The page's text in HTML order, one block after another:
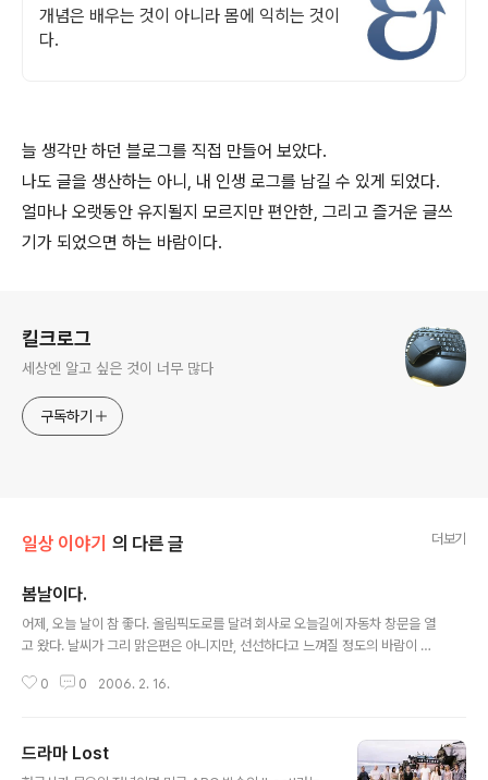
개념은 배우는 것이 아니라 몸에 익히는 것이
다.
늘 생각만 하던 블로그를 직접 만들어 보았다.
나도 글을 생산하는 아니, 내 인생 로그를 남길 수 있게 되었다.
얼마나 오랫동안 유지될지 모르지만 편안한, 그리고 즐거운 글쓰
기가 되었으면 하는 바람이다.
킬크로그
세상엔 알고 싶은 것이 너무 많다
구독하기
일상 이야기 의 다른 글 더보기
봄날이다.
어제, 오늘 날이 참 좋다. 올림픽도로를 달려 회사로 오늘길에 자동차 창문을 열
고 왔다. 날씨가 그리 맑은편은 아니지만, 선선하다고 느껴질 정도의 바람이 분
년째 서울의 봄을 맞이하면서 7년전에 느꼈던 기분을 느껴본다. 봄은 늘 따뜻하
0 0 2006. 2. 16.
드라마 Lost